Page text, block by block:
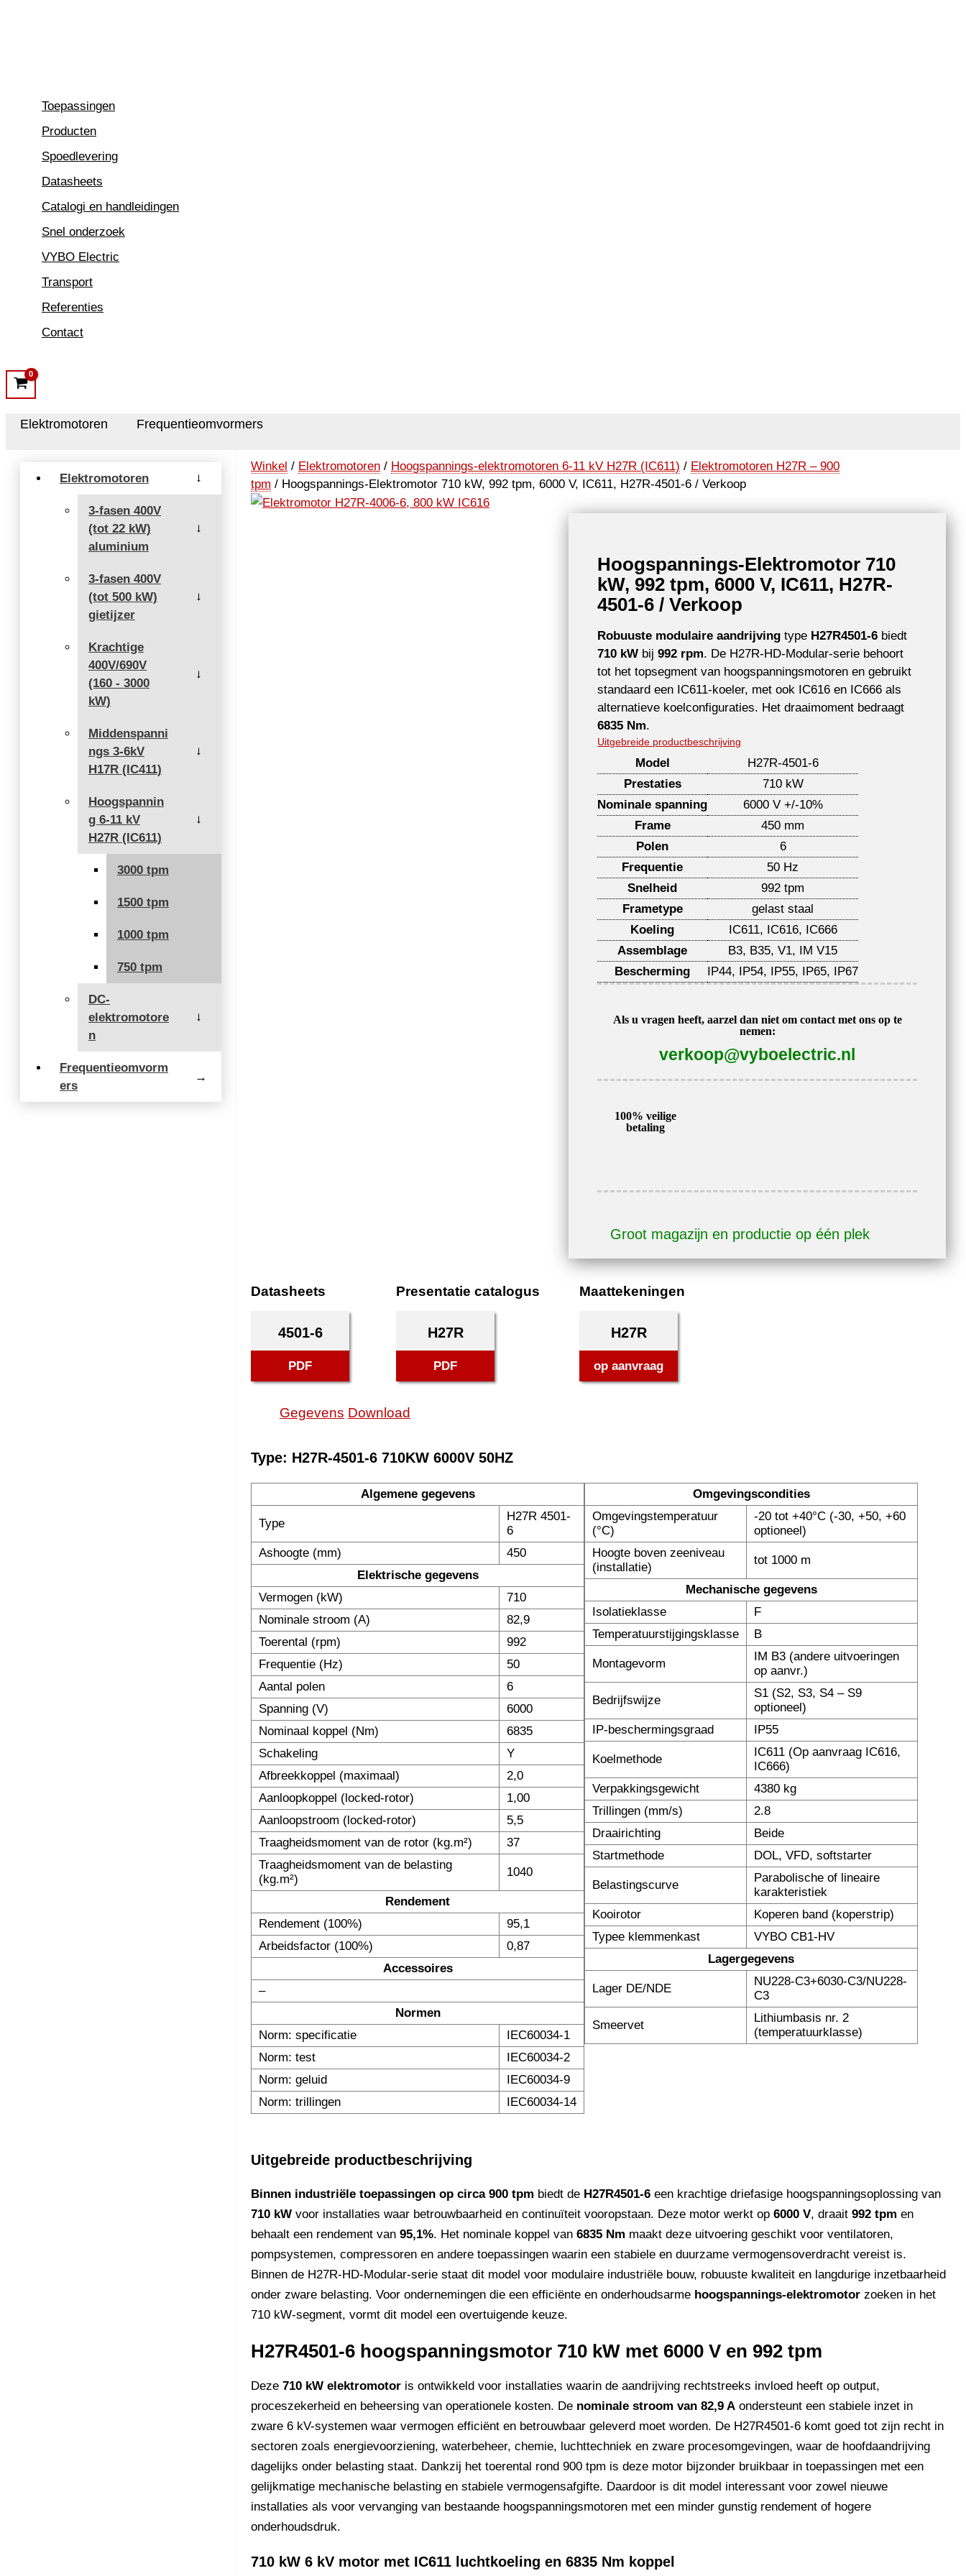
Toepassingen
Producten
Spoedlevering
Datasheets
Catalogi en handleidingen
Snel onderzoek
VYBO Electric
Transport
Referenties
Contact
Elektromotoren Frequentieomvormers
Elektromotoren →
3-fasen 400V
(tot 22 kW)
aluminium
→
3-fasen 400V
(tot 500 kW)
gietijzer
→
Krachtige
400V/690V
(160 - 3000
kW)
→
Middenspanni
ngs 3-6kV
H17R (IC411)
→
Hoogspannin
g 6-11 kV
H27R (IC611)
→
3000 tpm
1500 tpm
1000 tpm
750 tpm
DC-
elektromotore
n
→
Frequentieomvorm
ers
→
Winkel / Elektromotoren / Hoogspannings-elektromotoren 6-11 kV H27R (IC611) / Elektromotoren H27R – 900
tpm / Hoogspannings-Elektromotor 710 kW, 992 tpm, 6000 V, IC611, H27R-4501-6 / Verkoop
Hoogspannings-Elektromotor 710
kW, 992 tpm, 6000 V, IC611, H27R-
4501-6 / Verkoop
Robuuste modulaire aandrijving type H27R4501-6 biedt
710 kW bij992 rpm. De H27R-HD-Modular-serie behoort
tot het topsegment van hoogspanningsmotoren en gebruikt
standaard een IC611-koeler, met ook IC616 en IC666 als
alternatieve koelconfiguraties. Het draaimoment bedraagt
6835 Nm.
Uitgebreide productbeschrijving
Model
H27R-4501-6
Prestaties
710 kW
Nominale spanning
6000 V +/-10%
Frame
450 mm
Polen
6
Frequentie
50 Hz
Snelheid
992 tpm
Frametype
gelast staal
Koeling
IC611, IC616, IC666
Assemblage
B3, B35, V1, IM V15
Bescherming
IP44, IP54, IP55, IP65, IP67
Als u vragen heeft, aarzel dan niet om contact met ons op te
nemen:
verkoop@vyboelectric.nl
100% veilige
betaling
Groot magazijn en productie op één plek
Datasheets
4501-6
PDF
Presentatie catalogus
H27R
PDF
Maattekeningen
H27R
op aanvraag
Gegevens Download
Type: H27R-4501-6 710KW 6000V 50HZ
Algemene gegevens
Type
H27R 4501-
6
Ashoogte (mm)
450
Elektrische gegevens
Vermogen (kW)
710
Nominale stroom (A)
82,9
Toerental (rpm)
992
Frequentie (Hz)
50
Aantal polen
6
Spanning (V)
6000
Nominaal koppel (Nm)
6835
Schakeling
Y
Afbreekkoppel (maximaal)
2,0
Aanloopkoppel (locked-rotor)
1,00
Aanloopstroom (locked-rotor)
5,5
Traagheidsmoment van de rotor (kg.m²)
37
Traagheidsmoment van de belasting
(kg.m²)
1040
Rendement
Rendement (100%)
95,1
Arbeidsfactor (100%)
0,87
Accessoires
–
Normen
Norm: specificatie
IEC60034-1
Norm: test
IEC60034-2
Norm: geluid
IEC60034-9
Norm: trillingen
IEC60034-14
Omgevingscondities
Omgevingstemperatuur
(°C)
-20 tot +40°C (-30, +50, +60
optioneel)
Hoogte boven zeeniveau
(installatie)
tot 1000 m
Mechanische gegevens
Isolatieklasse
F
Temperatuurstijgingsklasse
B
Montagevorm
IM B3 (andere uitvoeringen
op aanvr.)
Bedrijfswijze
S1 (S2, S3, S4 – S9
optioneel)
IP-beschermingsgraad
IP55
Koelmethode
IC611 (Op aanvraag IC616,
IC666)
Verpakkingsgewicht
4380 kg
Trillingen (mm/s)
2.8
Draairichting
Beide
Startmethode
DOL, VFD, softstarter
Belastingscurve
Parabolische of lineaire
karakteristiek
Kooirotor
Koperen band (koperstrip)
Typee klemmenkast
VYBO CB1-HV
Lagergegevens
Lager DE/NDE
NU228-C3+6030-C3/NU228-
C3
Smeervet
Lithiumbasis nr. 2
(temperatuurklasse)
Uitgebreide productbeschrijving
Binnen industriële toepassingen op circa 900 tpm biedt de H27R4501-6 een krachtige driefasige hoogspanningsoplossing van
710 kW voor installaties waar betrouwbaarheid en continuïteit vooropstaan. Deze motor werkt op 6000 V, draait 992 tpm en
behaalt een rendement van 95,1%. Het nominale koppel van 6835 Nm maakt deze uitvoering geschikt voor ventilatoren,
pompsystemen, compressoren en andere toepassingen waarin een stabiele en duurzame vermogensoverdracht vereist is.
Binnen de H27R-HD-Modular-serie staat dit model voor modulaire industriële bouw, robuuste kwaliteit en langdurige inzetbaarheid
onder zware belasting. Voor ondernemingen die een efficiënte en onderhoudsarme hoogspannings-elektromotor zoeken in het
710 kW-segment, vormt dit model een overtuigende keuze.
H27R4501-6 hoogspanningsmotor 710 kW met 6000 V en 992 tpm
Deze 710 kW elektromotor is ontwikkeld voor installaties waarin de aandrijving rechtstreeks invloed heeft op output,
proceszekerheid en beheersing van operationele kosten. De nominale stroom van 82,9 A ondersteunt een stabiele inzet in
zware 6 kV-systemen waar vermogen efficiënt en betrouwbaar geleverd moet worden. De H27R4501-6 komt goed tot zijn recht in
sectoren zoals energievoorziening, waterbeheer, chemie, luchttechniek en zware procesomgevingen, waar de hoofdaandrijving
dagelijks onder belasting staat. Dankzij het toerental rond 900 tpm is deze motor bijzonder bruikbaar in toepassingen met een
gelijkmatige mechanische belasting en stabiele vermogensafgifte. Daardoor is dit model interessant voor zowel nieuwe
installaties als voor vervanging van bestaande hoogspanningsmotoren met een minder gunstig rendement of hogere
onderhoudsdruk.
710 kW 6 kV motor met IC611 luchtkoeling en 6835 Nm koppel